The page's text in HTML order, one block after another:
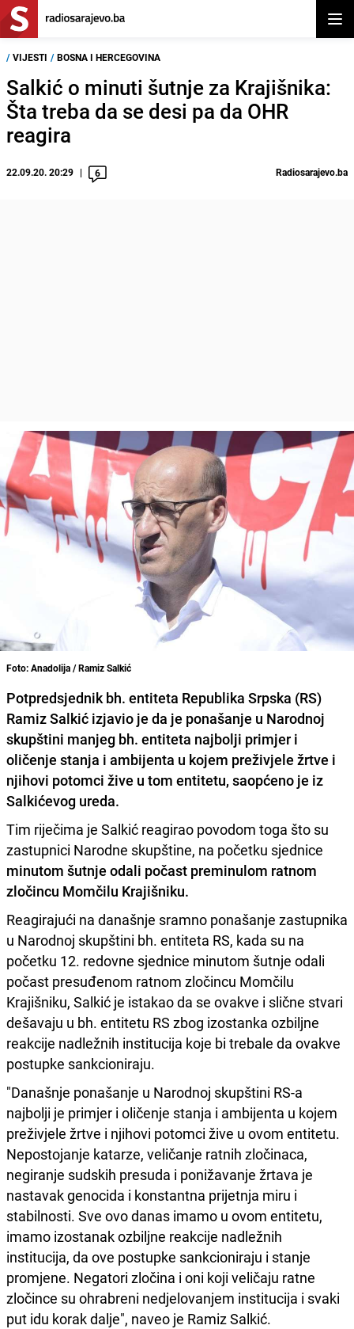
/ VIJESTI / BOSNA I HERCEGOVINA
Salkić o minuti šutnje za Krajišnika:
Šta treba da se desi pa da OHR
reagira
22.09.20. 20:29 6 Radiosarajevo.ba
Foto: Anadolija / Ramiz Salkić
Potpredsjednik bh. entiteta Republika Srpska (RS)
Ramiz Salkić izjavio je da je ponašanje u Narodnoj
skupštini manjeg bh. entiteta najbolji primjer i
oličenje stanja i ambijenta u kojem preživjele žrtve i
njihovi potomci žive u tom entitetu, saopćeno je iz
Salkićevog ureda.
Tim riječima je Salkić reagirao povodom toga što su
zastupnici Narodne skupštine, na početku sjednice
minutom šutnje odali počast preminulom ratnom
zločincu Momčilu Krajišniku.
Reagirajući na današnje sramno ponašanje zastupnika
u Narodnoj skupštini bh. entiteta RS, kada su na
početku 12. redovne sjednice minutom šutnje odali
počast presuđenom ratnom zločincu Momčilu
Krajišniku, Salkić je istakao da se ovakve i slične stvari
dešavaju u bh. entitetu RS zbog izostanka ozbiljne
reakcije nadležnih institucija koje bi trebale da ovakve
postupke sankcioniraju.
"Današnje ponašanje u Narodnoj skupštini RS-a
najbolji je primjer i oličenje stanja i ambijenta u kojem
preživjele žrtve i njihovi potomci žive u ovom entitetu.
Nepostojanje katarze, veličanje ratnih zločinaca,
negiranje sudskih presuda i ponižavanje žrtava je
nastavak genocida i konstantna prijetnja miru i
stabilnosti. Sve ovo danas imamo u ovom entitetu,
imamo izostanak ozbiljne reakcije nadležnih
institucija, da ove postupke sankcioniraju i stanje
promjene. Negatori zločina i oni koji veličaju ratne
zločince su ohrabreni nedjelovanjem institucija i svaki
put idu korak dalje", naveo je Ramiz Salkić.